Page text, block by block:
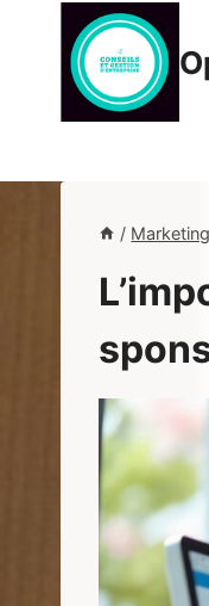
contenu
/ Marketing